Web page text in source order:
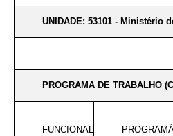
UNIDADE: 53101 - Ministério
PROGRAMA DE TRABALHO
FUNCIONAL